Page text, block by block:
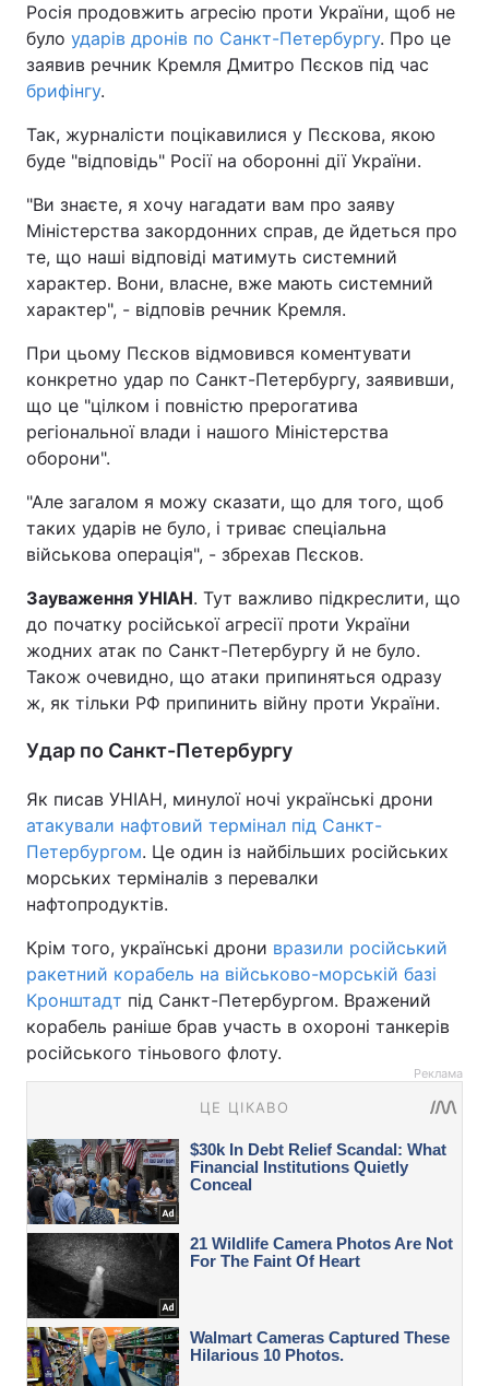
Росія продовжить агресію проти України, щоб не
було ударів дронів по Санкт-Петербургу. Про це
заявив речник Кремля Дмитро Пєсков під час
брифінгу.
Так, журналісти поцікавилися у Пєскова, якою
буде "відповідь" Росії на оборонні дії України.
"Ви знаєте, я хочу нагадати вам про заяву
Міністерства закордонних справ, де йдеться про
те, що наші відповіді матимуть системний
характер. Вони, власне, вже мають системний
характер", - відповів речник Кремля.
При цьому Пєсков відмовився коментувати
конкретно удар по Санкт-Петербургу, заявивши,
що це "цілком і повністю прерогатива
регіональної влади і нашого Міністерства
оборони".
"Але загалом я можу сказати, що для того, щоб
таких ударів не було, і триває спеціальна
військова операція", - збрехав Пєсков.
Зауваження УНІАН. Тут важливо підкреслити, що
до початку російської агресії проти України
жодних атак по Санкт-Петербургу й не було.
Також очевидно, що атаки припиняться одразу
ж, як тільки РФ припинить війну проти України.
Удар по Санкт-Петербургу
Як писав УНІАН, минулої ночі українські дрони
атакували нафтовий термінал під Санкт-
Петербургом. Це один із найбільших російських
морських терміналів з перевалки
нафтопродуктів.
Крім того, українські дрони вразили російський
ракетний корабель на військово-морській базі
Кронштадт під Санкт-Петербургом. Вражений
корабель раніше брав участь в охороні танкерів
російського тіньового флоту.
Реклама